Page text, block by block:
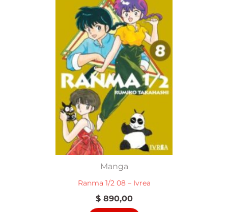
Manga
Ranma 1/2 08 – Ivrea
$890,00